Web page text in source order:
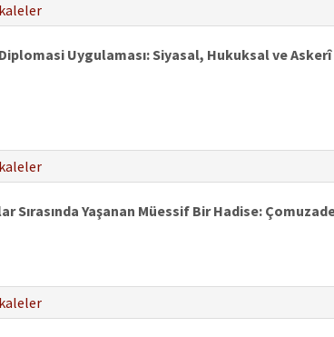
Uygulaması: Siyasal, Hukuksal ve
Yaşanan Müessif Bir Hadise: